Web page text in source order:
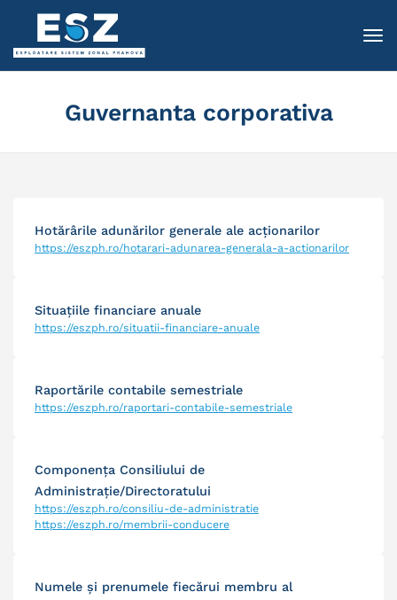
Guvernanta corporativa
Hotărârile adunărilor generale ale acţionarilor
https://eszph.ro/hotarari-adunarea-generala-a-actionarilor
Situaţiile financiare anuale
https://eszph.ro/situatii-financiare-anuale
Raportările contabile semestriale
https://eszph.ro/raportari-contabile-semestriale
Componenţa Consiliului de
Administraţie/Directoratului
https://eszph.ro/consiliu-de-administratie
https://eszph.ro/membrii-conducere
Numele şi prenumele fiecărui membru al